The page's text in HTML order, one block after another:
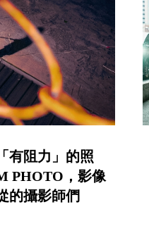
有阻力」的照
PHOTO，影像
的攝影師們